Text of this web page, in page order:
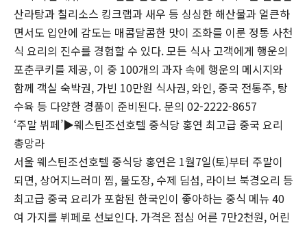
산라탕과 칠리소스 킹크랩과 새우 등 싱싱한 해산물과 얼큰하
면서도 입안에 감도는 매콤달콤한 맛이 조화를 이룬 정통 사천
식 요리의 진수를 경험할 수 있다. 모든 식사 고객에게 행운의
포춘쿠키를 제공, 이 중 100개의 과자 속에 행운의 메시지와
함께 객실 숙박권, 가빈 10만원 식사권, 와인, 중국 전통주, 탕
수육 등 다양한 경품이 준비된다. 문의 02-2222-8657
‘주말 뷔페’▶웨스틴조선호텔 중식당 홍연 최고급 중국 요리
총망라
서울 웨스틴조선호텔 중식당 홍연은 1월7일(토)부터 주말이
되면, 상어지느러미 찜, 불도장, 수제 딤섬, 라이브 북경오리 등
최고급 중국 요리가 포함된 한국인이 좋아하는 중식 메뉴 40
여 가지를 뷔페로 선보인다. 가격은 점심 어른 7만2천원, 어린